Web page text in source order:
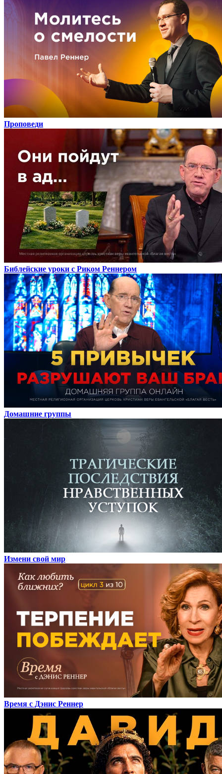
Проповеди
Библейские уроки с Риком Реннером
Домашние группы
Измени свой мир
Время с Дэнис Реннер